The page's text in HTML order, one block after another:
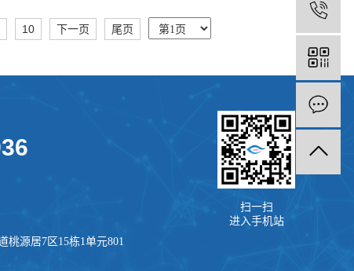
10 下一页 尾页
桃源居7区15栋1单元801
扫一扫
进入手机站